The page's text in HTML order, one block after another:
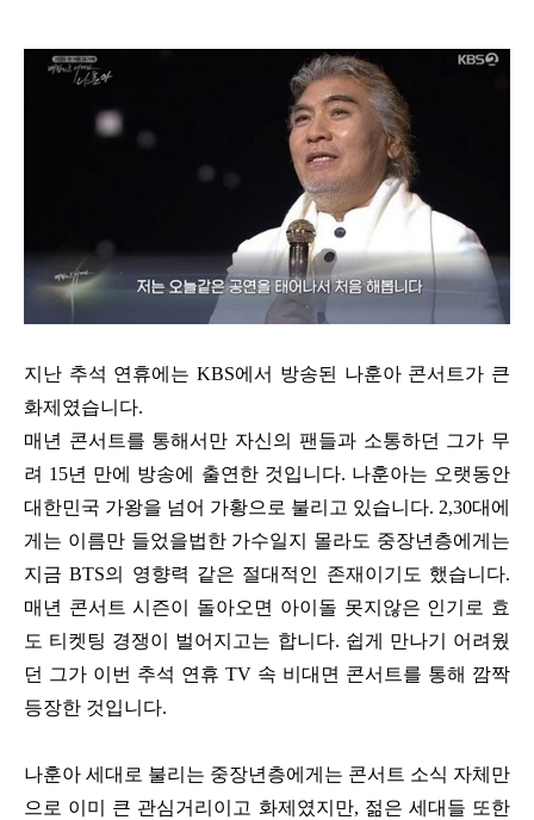
지난 추석 연휴에는 KBS에서 방송된 나훈아 콘서트가 큰
화제였습니다.
매년 콘서트를 통해서만 자신의 팬들과 소통하던 그가 무
려 15년 만에 방송에 출연한 것입니다. 나훈아는 오랫동안
대한민국 가왕을 넘어 가황으로 불리고 있습니다. 2,30대에
게는 이름만 들었을법한 가수일지 몰라도 중장년층에게는
지금 BTS의 영향력 같은 절대적인 존재이기도 했습니다.
매년 콘서트 시즌이 돌아오면 아이돌 못지않은 인기로 효
도 티켓팅 경쟁이 벌어지고는 합니다. 쉽게 만나기 어려웠
던 그가 이번 추석 연휴 TV 속 비대면 콘서트를 통해 깜짝
등장한 것입니다.
나훈아 세대로 불리는 중장년층에게는 콘서트 소식 자체만
으로 이미 큰 관심거리이고 화제였지만, 젊은 세대들 또한